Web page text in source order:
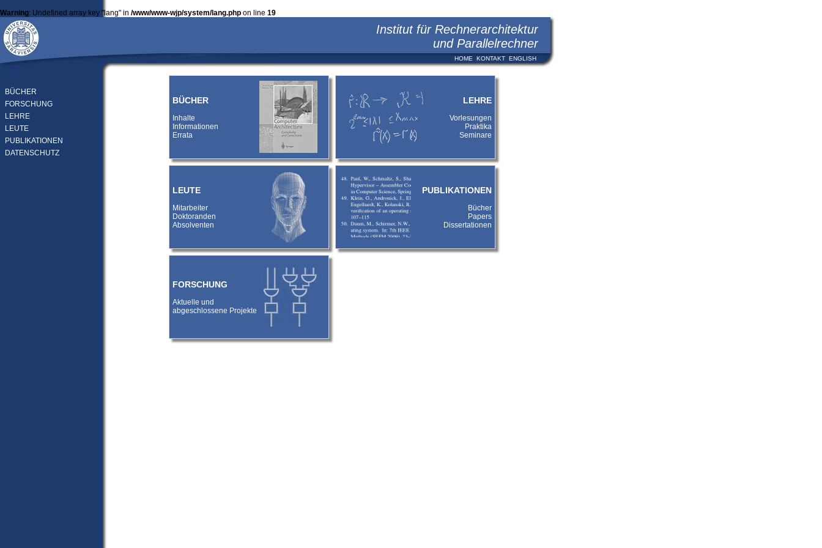
Warning: Undefined array key "lang" in /www/www-wjp/system/lang.php on line 19
Institut für Rechnerarchitektur
und Parallelrechner
HOME KONTAKT ENGLISH
BÜCHER
Inhalte
Informationen
Errata
LEHRE
Vorlesungen
Praktika
Seminare
LEUTE
Mitarbeiter
Doktoranden
Absolventen
PUBLIKATIONEN
Bücher
Papers
Dissertationen
FORSCHUNG
Aktuelle und
abgeschlossene Projekte
BÜCHER
FORSCHUNG
LEHRE
LEUTE
PUBLIKATIONEN
DATENSCHUTZ